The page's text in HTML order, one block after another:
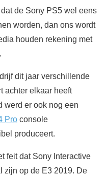
de Sony PS5 wel eens
worden, dan ons wordt
houden rekening met
dit jaar verschillende
achter elkaar heeft
werd er ook nog een
Pro console
produceert.
feit dat Sony Interactive
zijn op de E3 2019. De